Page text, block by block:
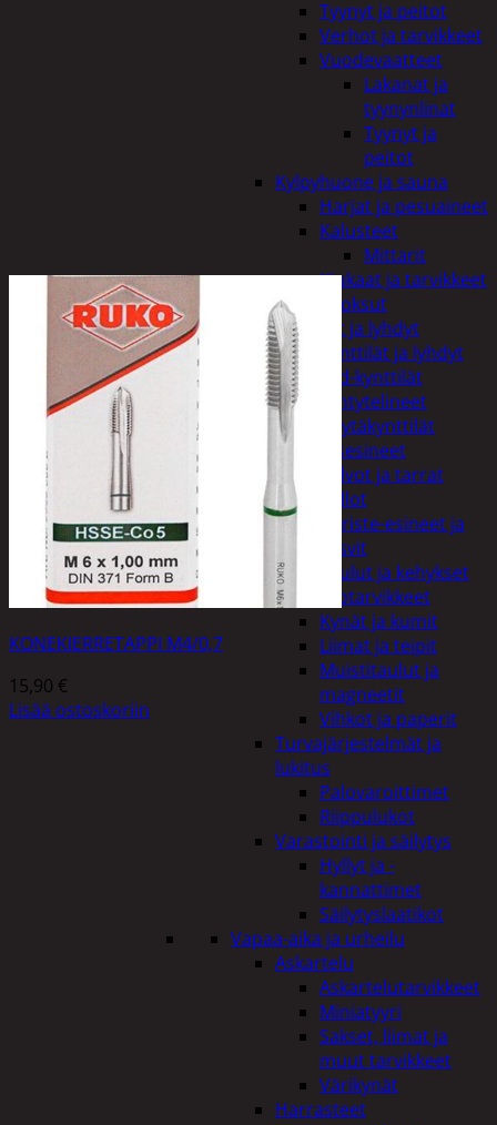
Tyynyt ja peitot
Verhot ja tarvikkeet
Vuodevaatteet
Lakanat ja
tyynynlinat
Tyynyt ja
peitot
Kylpyhuone ja sauna
Harjat ja pesuaineet
Kalusteet
Mittarit
Kiukaat ja tarvikkeet
Tuoksut
Kynttilät ja lyhdyt
Kynttilät ja lyhdyt
Led-kynttilät
Lyhtytelineet
Pöytäkynttilät
Sisustusesineet
Kalvot ja tarrat
Kellot
Koriste-esineet ja
kasvit
Taulut ja kehykset
Toimistotarvikkeet
Kynät ja kumit
Liimat ja teipit
Muistitaulut ja
magneetit
Vihkot ja paperit
Turvajärjestelmät ja
lukitus
Palovaroittimet
Riippulukot
Varastointi ja säilytys
Hyllyt ja -
kannattimet
Säilytyslaatikot
Vapaa-aika ja urheilu
Askartelu
Askartelutarvikkeet
Miniatyyri
Sakset, liimat ja
muut tarvikkeet
Värikynät
Harrasteet
KONEKIERRETAPPI M4/0,7
15,90 €
Lisää ostoskoriin